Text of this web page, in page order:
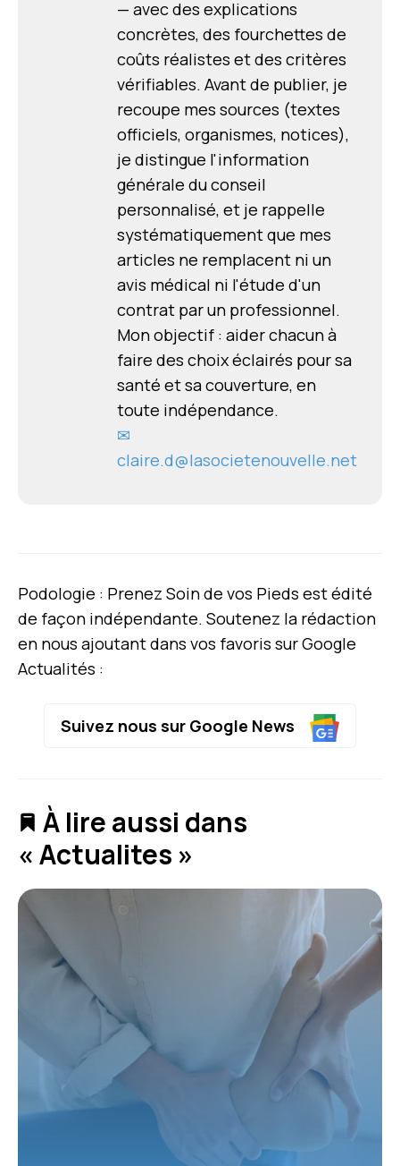
— avec des explications
concrètes, des fourchettes de
coûts réalistes et des critères
vérifiables. Avant de publier, je
recoupe mes sources (textes
officiels, organismes, notices),
je distingue l'information
générale du conseil
personnalisé, et je rappelle
systématiquement que mes
articles ne remplacent ni un
avis médical ni l'étude d'un
contrat par un professionnel.
Mon objectif : aider chacun à
faire des choix éclairés pour sa
santé et sa couverture, en
toute indépendance.
✉
claire.d@lasocietenouvelle.net
Podologie : Prenez Soin de vos Pieds est édité
de façon indépendante. Soutenez la rédaction
en nous ajoutant dans vos favoris sur Google
Actualités :
Suivez nous sur Google News
À lire aussi dans
« Actualites »